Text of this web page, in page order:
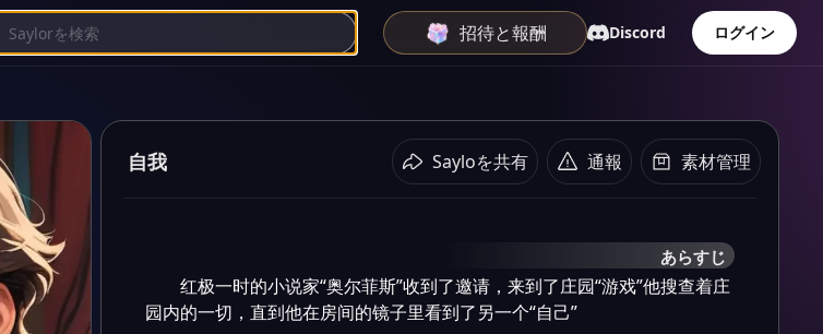
招待と報酬 Discord ログイン
自我 Sayloを共有 通報 素材管理
あらすじ
红极一时的小说家“奥尔菲斯”收到了邀请，来到了庄园“游戏”他搜查着庄
园内的一切，直到他在房间的镜子里看到了另一个“自己”